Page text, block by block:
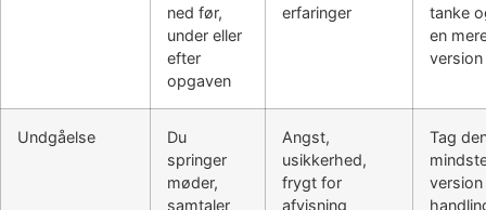
ned før,
under eller
efter
opgaven
erfaringer
tanke
en
version
Undgåelse
Du
springer
møder,
samtaler
Angst,
usikkerhed,
frygt for
afvisning
Tag
version